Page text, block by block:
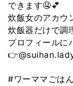
できます🤤💕
炊飯女のアカウ
炊飯器だけで調
プロフィールに
#ワーママごはん